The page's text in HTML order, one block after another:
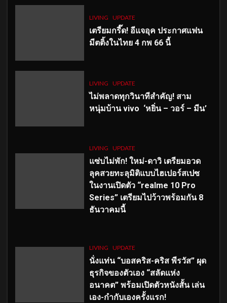
LIVING UPDATE
เตรียมกรี๊ด! อีแจอุค ประกาศแฟน
มีตติ้งในไทย 4 กพ 66 นี้
LIVING UPDATE
ไม่พลาดทุกวินาทีสำคัญ! สาม
หนุ่มบ้าน vivo ‘หยิ่น – วอร์ – มีน’
LIVING UPDATE
แซ่บไม่พัก! ใหม่-ดาวิ เตรียมอวด
ลุคสวยทะลุมิติแบบไฮเปอร์สเปซ
ในงานเปิดตัว “realme 10 Pro
Series” เตรียมไปว้าวพร้อมกัน 8
ธันวาคมนี้
LIVING UPDATE
นั่งแท่น “บอสคริส-คริส พีรวัส” ผุด
ธุรกิจของตัวเอง “สลัดแห่ง
อนาคต” พร้อมเปิดตัวหนังสั้น เล่น
เอง-กำกับเองครั้งแรก!